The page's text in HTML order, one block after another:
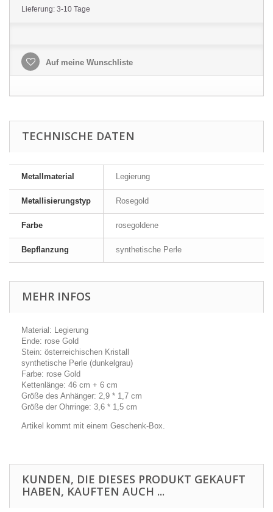
Lieferung: 3-10 Tage
Auf meine Wunschliste
TECHNISCHE DATEN
Metallmaterial Legierung
Metallisierungstyp Rosegold
Farbe rosegoldene
Bepflanzung synthetische Perle
MEHR INFOS
Material: Legierung
Ende: rose Gold
Stein: österreichischen Kristall
synthetische Perle (dunkelgrau)
Farbe: rose Gold
Kettenlänge: 46 cm + 6 cm
Größe des Anhänger: 2,9 * 1,7 cm
Größe der Ohrringe: 3,6 * 1,5 cm
Artikel kommt mit einem Geschenk-Box.
KUNDEN, DIE DIESES PRODUKT GEKAUFT
HABEN, KAUFTEN AUCH ...